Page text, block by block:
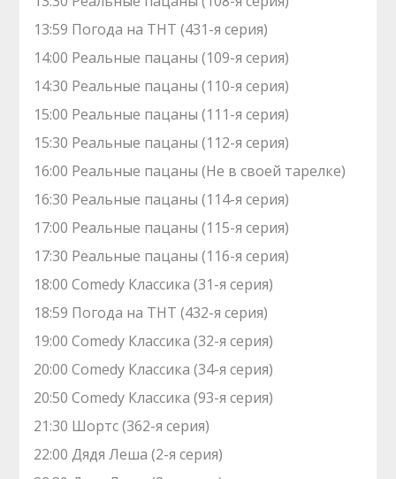
13:59 Погода на ТНТ (431-я серия)
14:00 Реальные пацаны (109-я серия)
14:30 Реальные пацаны (110-я серия)
15:00 Реальные пацаны (111-я серия)
15:30 Реальные пацаны (112-я серия)
16:00 Реальные пацаны (Не в своей тарелке)
16:30 Реальные пацаны (114-я серия)
17:00 Реальные пацаны (115-я серия)
17:30 Реальные пацаны (116-я серия)
18:00 Comedy Классика (31-я серия)
18:59 Погода на ТНТ (432-я серия)
19:00 Comedy Классика (32-я серия)
20:00 Comedy Классика (34-я серия)
20:50 Comedy Классика (93-я серия)
21:30 Шортс (362-я серия)
22:00 Дядя Леша (2-я серия)